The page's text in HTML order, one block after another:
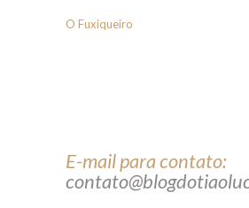
O Fuxiqueiro
E-mail para contato: